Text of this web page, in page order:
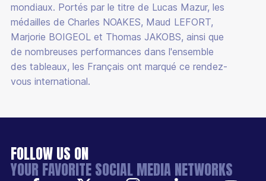
mondiaux. Portés par le titre de Lucas Mazur, les
médailles de Charles NOAKES, Maud LEFORT,
Marjorie BOIGEOL et Thomas JAKOBS, ainsi que
de nombreuses performances dans l'ensemble
des tableaux, les Français ont marqué ce rendez-
vous international.
FOLLOW US ON
YOUR FAVORITE SOCIAL MEDIA NETWORKS